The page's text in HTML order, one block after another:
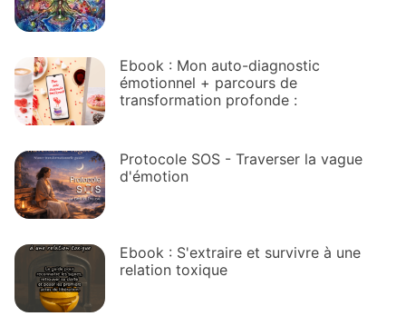
Ebook : Mon auto-diagnostic
émotionnel + parcours de
transformation profonde :
Protocole SOS - Traverser la vague
d'émotion
Ebook : S'extraire et survivre à une
relation toxique